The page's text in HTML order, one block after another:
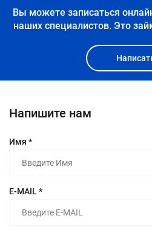
Вы можете записаться
наших специалистов. Это
Напишите нам
Имя *
E-MAIL *